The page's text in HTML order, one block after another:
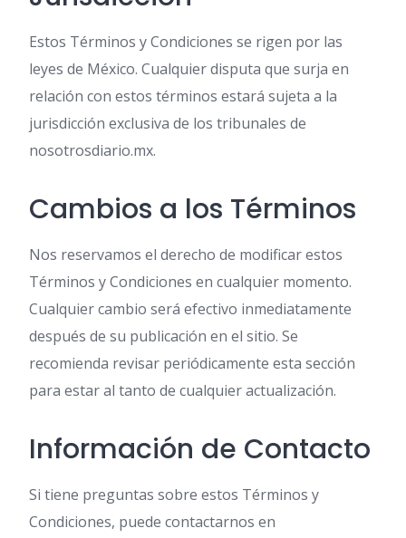
Estos Términos y Condiciones se rigen por las
leyes de México. Cualquier disputa que surja en
relación con estos términos estará sujeta a la
jurisdicción exclusiva de los tribunales de
nosotrosdiario.mx.
Cambios a los Términos
Nos reservamos el derecho de modificar estos
Términos y Condiciones en cualquier momento.
Cualquier cambio será efectivo inmediatamente
después de su publicación en el sitio. Se
recomienda revisar periódicamente esta sección
para estar al tanto de cualquier actualización.
Información de Contacto
Si tiene preguntas sobre estos Términos y
Condiciones, puede contactarnos en